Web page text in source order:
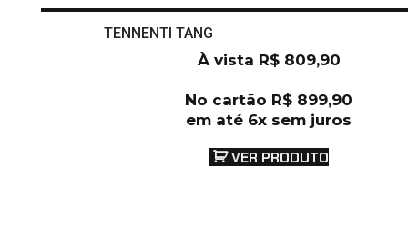
TENNENTI TANG
À vista R$809,90
No cartão R$ 899,90
em até 6x sem juros
VER PRODUTO